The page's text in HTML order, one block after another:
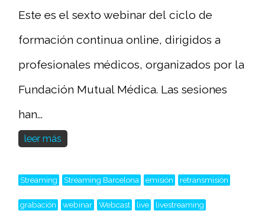
Este es el sexto webinar del ciclo de
formación continua online, dirigidos a
profesionales médicos, organizados por la
Fundación Mutual Médica. Las sesiones
han...
leer más
Streaming Streaming Barcelona emisión retransmisión
grabación webinar Webcast live livestreaming